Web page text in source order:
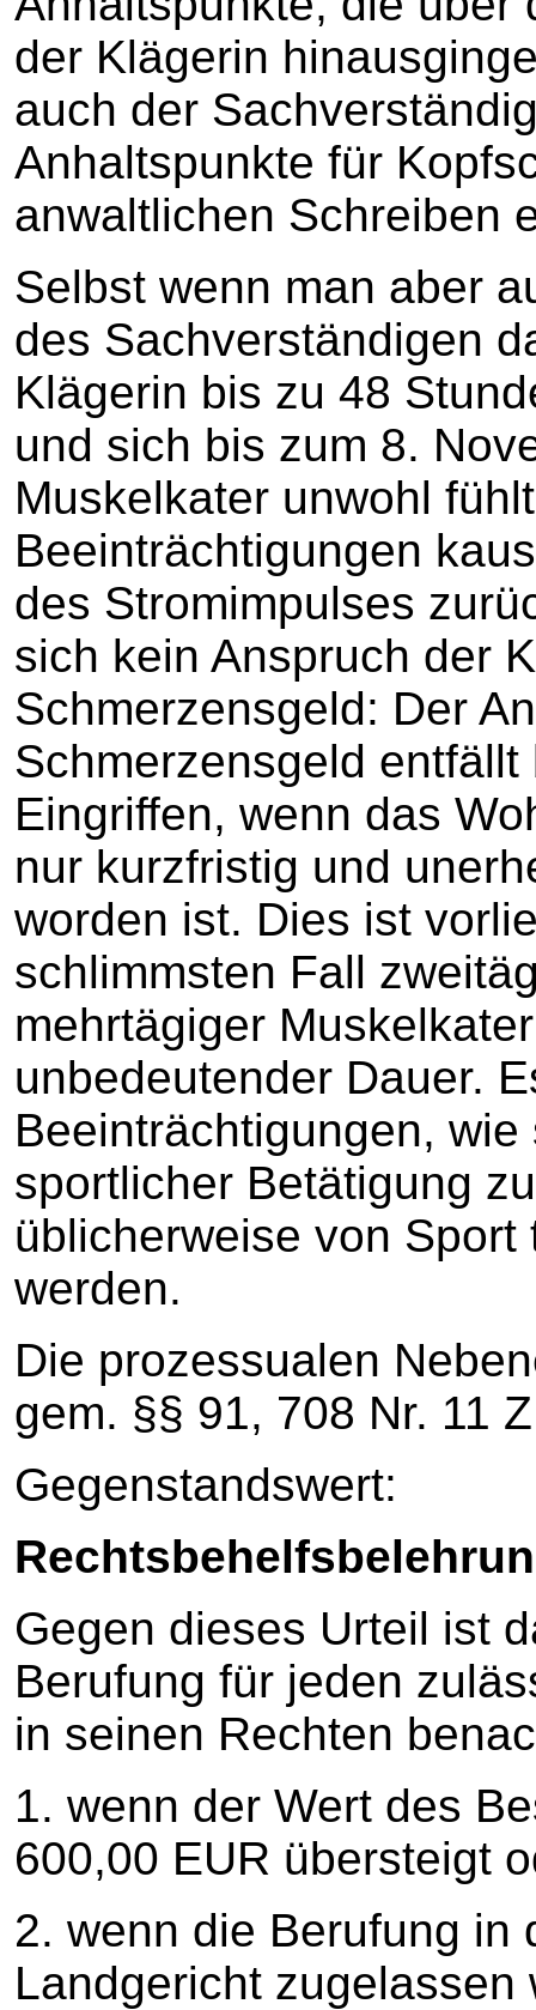
der Klägerin
auch der
Anhaltspunkte für
anwaltlichen Schreiben
Selbst wenn man aber
des Sachverständigen
Klägerin bis zu 48
und sich bis zum 8.
Muskelkater unwohl
Beeinträchtigungen
des Stromimpulses
sich kein Anspruch der
Schmerzensgeld: Der
Schmerzensgeld
Eingriffen, wenn das
nur kurzfristig und
worden ist. Dies ist
schlimmsten Fall
mehrtägiger
unbedeutender Dauer.
Beeinträchtigungen,
sportlicher Betätigung
üblicherweise von
werden.
Die prozessualen
gem. §§ 91, 708 Nr. 11
Gegenstandswert:
Gegen dieses Urteil ist
Berufung für jeden
in seinen Rechten
1. wenn der Wert des
600,00 EUR übersteigt
2. wenn die Berufung in
Landgericht zugelassen